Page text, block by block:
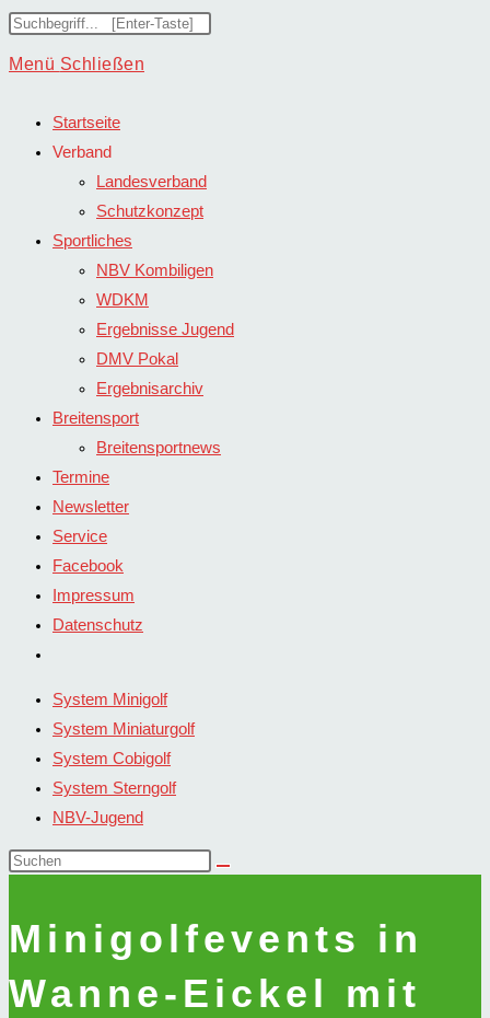
Suche
umschalten
Diese
durchsuchen
Menü Schließen
Startseite
Verband
Landesverband
Schutzkonzept
Sportliches
NBV Kombiligen
WDKM
Ergebnisse Jugend
DMV Pokal
Ergebnisarchiv
Breitensport
Breitensportnews
Termine
Newsletter
Service
Facebook
Impressum
Datenschutz
umschalten
System Minigolf
System Miniaturgolf
System Cobigolf
System Sterngolf
NBV-Jugend
Minigolfevents in
Wanne-Eickel mit